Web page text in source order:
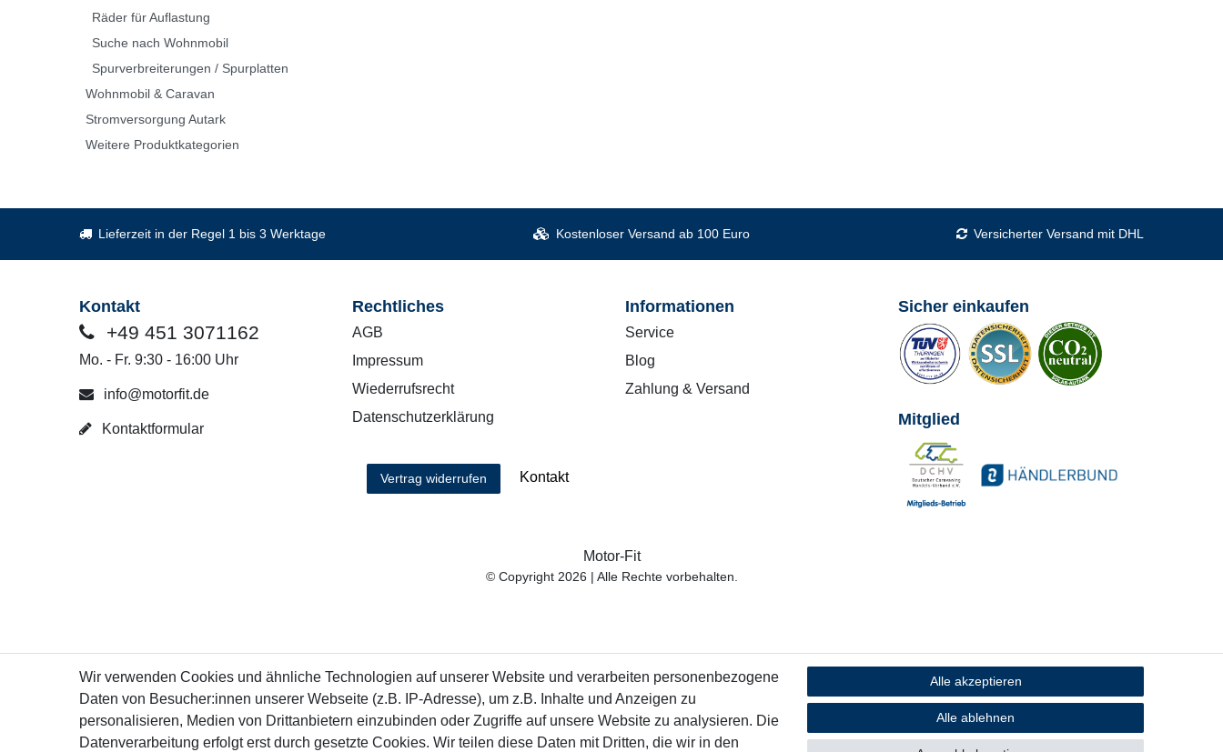
Räder für Auflastung
Suche nach Wohnmobil
Spurverbreiterungen / Spurplatten
Wohnmobil & Caravan
Stromversorgung Autark
Weitere Produktkategorien
Lieferzeit in der Regel 1 bis 3 Werktage Kostenloser Versand ab 100 Euro Versicherter Versand mit DHL
Kontakt
+49 451 3071162
Mo. - Fr. 9:30 - 16:00 Uhr
info@motorfit.de
Kontaktformular
Rechtliches
AGB
Impressum
Wiederrufsrecht
Datenschutzerklärung
Vertrag widerrufen Kontakt
Informationen
Service
Blog
Zahlung & Versand
Sicher einkaufen
Mitglied
Motor-Fit
© Copyright 2026 | Alle Rechte vorbehalten.
Wir verwenden Cookies und ähnliche Technologien auf unserer Website und verarbeiten personenbezogene
Daten von Besucher:innen unserer Webseite (z.B. IP-Adresse), um z.B. Inhalte und Anzeigen zu
personalisieren, Medien von Drittanbietern einzubinden oder Zugriffe auf unsere Website zu analysieren. Die
Datenverarbeitung erfolgt erst durch gesetzte Cookies. Wir teilen diese Daten mit Dritten, die wir in den
Alle akzeptieren
Alle ablehnen